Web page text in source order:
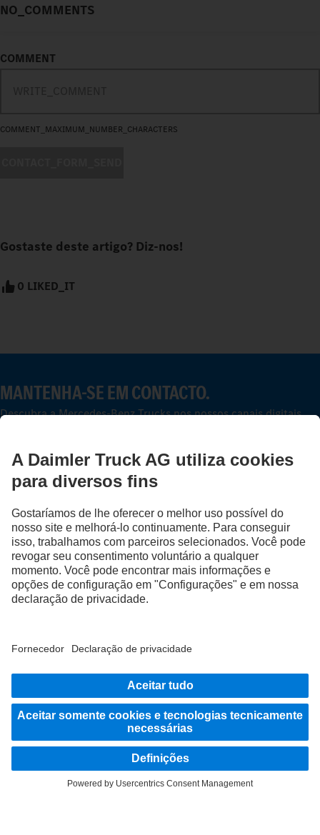
NO_COMMENTS
COMMENT
COMMENT_MAXIMUM_NUMBER_CHARACTERS
Gostaste deste artigo? Diz-nos!
0 LIKED_IT
MANTENHA-SE EM CONTACTO.
Descubra a Mercedes-Benz Trucks nos nossos canais digitais.
FOLLOW THE ROADSTARS.
Partilhe agora experiências com outros camionistas.
Avançar agora
Fornecedor